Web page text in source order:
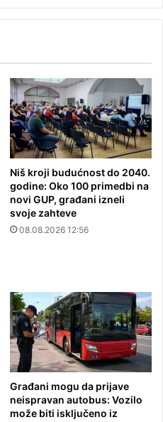
Niš kroji budućnost do 2040.
godine: Oko 100 primedbi na
novi GUP, građani izneli
svoje zahteve
08.08.2026 12:56
Građani mogu da prijave
neispravan autobus: Vozilo
može biti isključeno iz